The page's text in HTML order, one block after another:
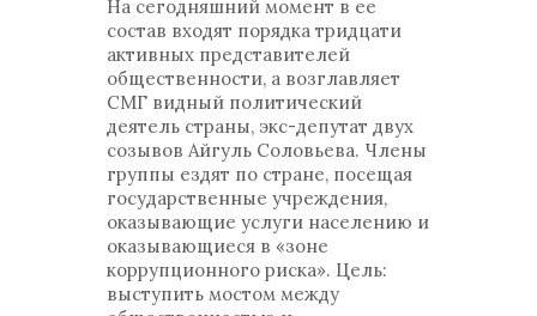
На сегодняшний момент в ее
состав входят порядка тридцати
активных представителей
общественности, а возглавляет
СМГ видный политический
деятель страны, экс-депутат двух
созывов Айгуль Соловьева. Члены
группы ездят по стране, посещая
государственные учреждения,
оказывающие услуги населению и
оказывающиеся в «зоне
коррупционного риска». Цель:
выступить мостом между